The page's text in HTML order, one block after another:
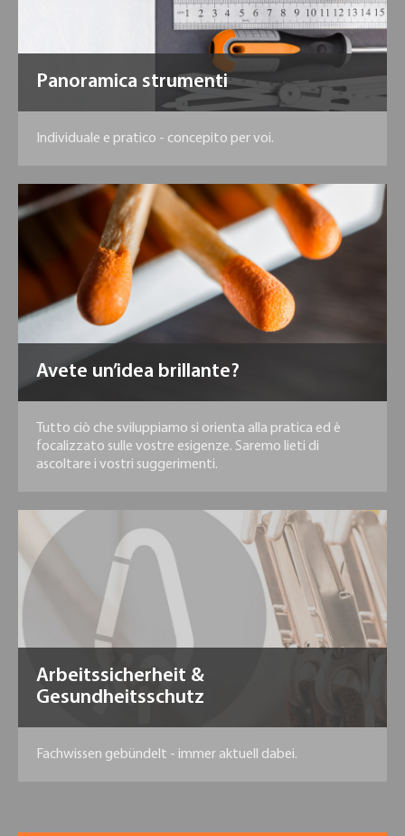
Panoramica strumenti
Individuale e pratico - concepito per voi.
Avete un’idea brillante?
Tutto ciò che sviluppiamo si orienta alla pratica ed è
focalizzato sulle vostre esigenze. Saremo lieti di
ascoltare i vostri suggerimenti.
Arbeitssicherheit &
Gesundheitsschutz
Fachwissen gebündelt - immer aktuell dabei.